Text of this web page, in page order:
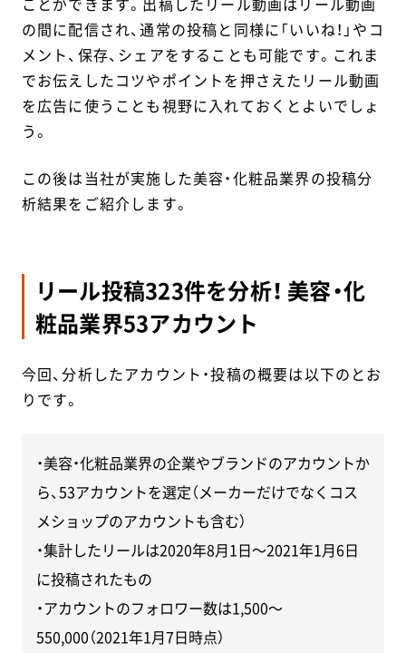
の間に配信され、通常の投稿と同様に「いいね！」やコ
メント、保存、シェアをすることも可能です。これま
でお伝えしたコツやポイントを押さえたリール動画
を広告に使うことも視野に入れておくとよいでしょ
う。
この後は当社が実施した美容・化粧品業界の投稿分
析結果をご紹介します。
リール投稿323件を分析！ 美容・化
粧品業界53アカウント
今回、分析したアカウント・投稿の概要は以下のとお
りです。
・美容・化粧品業界の企業やブランドのアカウントか
ら、53アカウントを選定（メーカーだけでなくコス
メショップのアカウントも含む）
・集計したリールは2020年8月1日～2021年1月6日
に投稿されたもの
・アカウントのフォロワー数は1,500～
550,000（2021年1月7日時点）